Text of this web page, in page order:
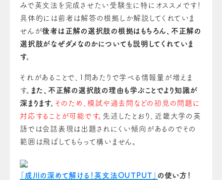
みで英文法を完成させたい受験生に特にオススメです！
具体的には前者は解答の根拠しか解説してくれていま
せんが後者は正解の選択肢の根拠はもちろん、不正解の
選択肢がなぜダメなのかについても説明してくれていま
す。
それがあることで、1問あたりで学べる情報量が増えま
す。 また、不正解の選択肢の理由も学ぶことでより知識が
深まります。 そのため、模試や過去問などの初見の問題に
対応することが可能です。 先述したとおり、近畿大学の英
語では会話表現は出題されにくい傾向があるのでその
範囲は飛ばしてもらって構いません。
「成川の深めて解ける！英文法OUTPUT」 の使い方！